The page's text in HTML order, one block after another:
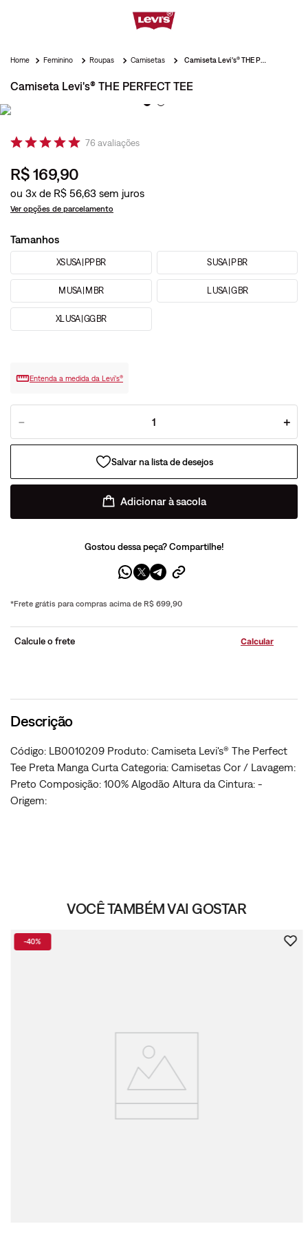
Feminino Roupas Camisetas
Camiseta Levi's® THE PERFECT TEE
76 avaliações
R$169,90
ou 3x de R$ 56,63
Ver opções de parcelamento
Tamanhos
XS USA | PP BR S USA | P BR
M USA | M BR L USA | G BR
XL USA | GG BR
Entenda a medida da Levi’s®
＋
－
Adicionar à sacola
Gostou dessa peça? Compartilhe!
*Frete grátis para compras acima de R$ 699,90
Calcule o frete
Descrição
Código: LB0010209 Produto: Camiseta Levi's® The Perfect
Tee Preta Manga Curta Categoria: Camisetas Cor / Lavagem:
Preto Composição: 100% Algodão Altura da Cintura: -
Origem:
VOCÊ TAMBÉM VAI GOSTAR
-40%